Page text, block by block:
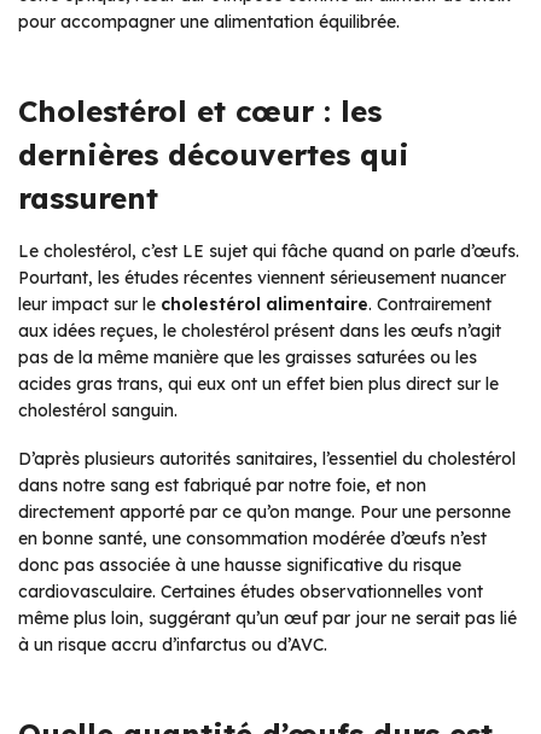
pour accompagner une alimentation équilibrée.
Cholestérol et cœur : les
dernières découvertes qui
rassurent
Le cholestérol, c’est LE sujet qui fâche quand on parle d’œufs.
Pourtant, les études récentes viennent sérieusement nuancer
leur impact sur le cholestérol alimentaire. Contrairement
aux idées reçues, le cholestérol présent dans les œufs n’agit
pas de la même manière que les graisses saturées ou les
acides gras trans, qui eux ont un effet bien plus direct sur le
cholestérol sanguin.
D’après plusieurs autorités sanitaires, l’essentiel du cholestérol
dans notre sang est fabriqué par notre foie, et non
directement apporté par ce qu’on mange. Pour une personne
en bonne santé, une consommation modérée d’œufs n’est
donc pas associée à une hausse significative du risque
cardiovasculaire. Certaines études observationnelles vont
même plus loin, suggérant qu’un œuf par jour ne serait pas lié
à un risque accru d’infarctus ou d’AVC.